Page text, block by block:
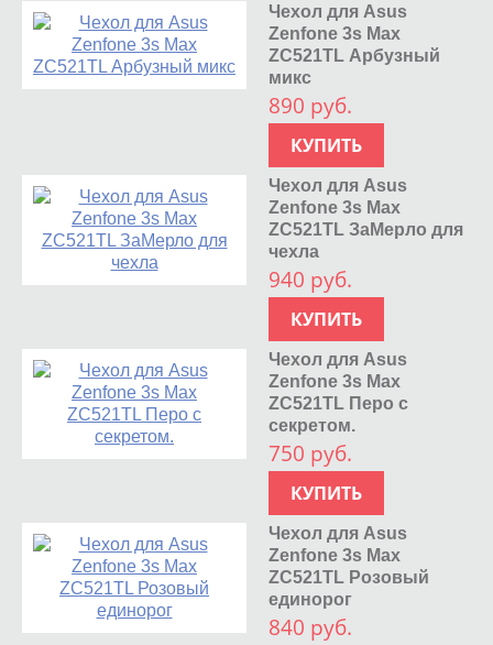
Чехол для Asus
Zenfone 3s Max
ZC521TL Арбузный
микс
890 руб.
КУПИТЬ
Чехол для Asus
Zenfone 3s Max
ZC521TL ЗаМерло для
чехла
940 руб.
КУПИТЬ
Чехол для Asus
Zenfone 3s Max
ZC521TL Перо с
секретом.
750 руб.
КУПИТЬ
Чехол для Asus
Zenfone 3s Max
ZC521TL Розовый
единорог
840 руб.